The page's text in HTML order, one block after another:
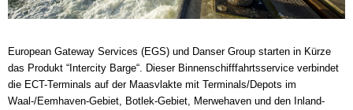
European Gateway Services (EGS) und Danser Group starten in Kürze
das Produkt “Intercity Barge“. Dieser Binnenschifffahrtsservice verbindet
die ECT-Terminals auf der Maasvlakte mit Terminals/Depots im
Waal-/Eemhaven-Gebiet, Botlek-Gebiet, Merwehaven und den Inland-